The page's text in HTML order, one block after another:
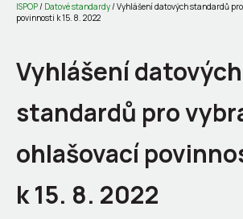
ISPOP/ Datové standardy/Vyhlášení datových standardů
povinnosti k 15. 8. 2022
Vyhlášení datových
standardů pro
ohlašovací
k 15. 8. 2022